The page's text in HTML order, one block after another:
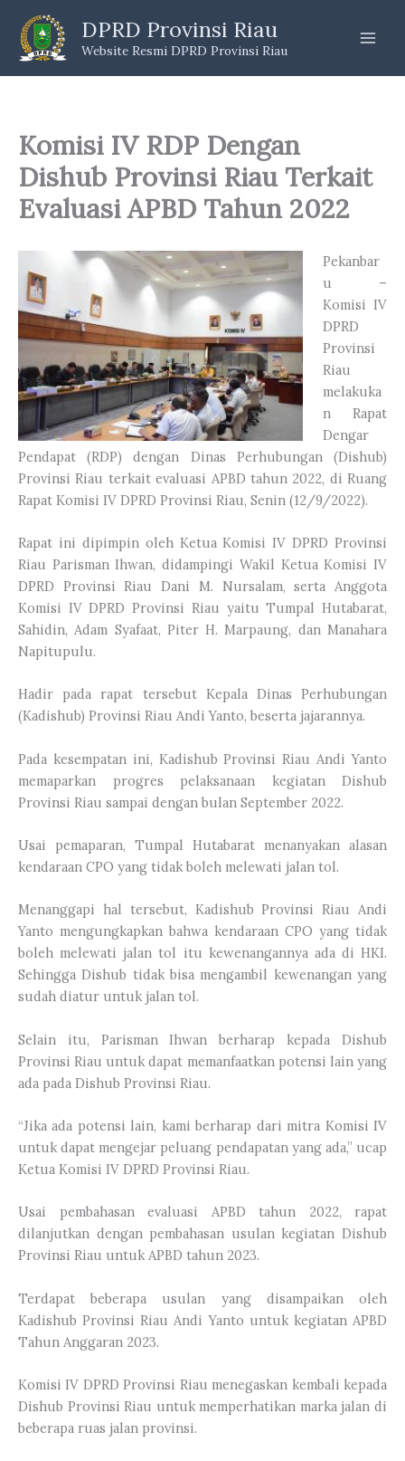
content
DPRD Provinsi Riau
Website Resmi DPRD Provinsi Riau
Komisi IV RDP Dengan
Dishub Provinsi Riau Terkait
Evaluasi APBD Tahun 2022
Pekanbar
u –
Komisi IV
DPRD
Provinsi
Riau
melakuka
n Rapat
Dengar
Pendapat (RDP) dengan Dinas Perhubungan (Dishub)
Provinsi Riau terkait evaluasi APBD tahun 2022, di Ruang
Rapat Komisi IV DPRD Provinsi Riau, Senin (12/9/2022).
Rapat ini dipimpin oleh Ketua Komisi IV DPRD Provinsi
Riau Parisman Ihwan, didampingi Wakil Ketua Komisi IV
DPRD Provinsi Riau Dani M. Nursalam, serta Anggota
Komisi IV DPRD Provinsi Riau yaitu Tumpal Hutabarat,
Sahidin, Adam Syafaat, Piter H. Marpaung, dan Manahara
Napitupulu.
Hadir pada rapat tersebut Kepala Dinas Perhubungan
(Kadishub) Provinsi Riau Andi Yanto, beserta jajarannya.
Pada kesempatan ini, Kadishub Provinsi Riau Andi Yanto
memaparkan progres pelaksanaan kegiatan Dishub
Provinsi Riau sampai dengan bulan September 2022.
Usai pemaparan, Tumpal Hutabarat menanyakan alasan
kendaraan CPO yang tidak boleh melewati jalan tol.
Menanggapi hal tersebut, Kadishub Provinsi Riau Andi
Yanto mengungkapkan bahwa kendaraan CPO yang tidak
boleh melewati jalan tol itu kewenangannya ada di HKI.
Sehingga Dishub tidak bisa mengambil kewenangan yang
sudah diatur untuk jalan tol.
Selain itu, Parisman Ihwan berharap kepada Dishub
Provinsi Riau untuk dapat memanfaatkan potensi lain yang
ada pada Dishub Provinsi Riau.
“Jika ada potensi lain, kami berharap dari mitra Komisi IV
untuk dapat mengejar peluang pendapatan yang ada,” ucap
Ketua Komisi IV DPRD Provinsi Riau.
Usai pembahasan evaluasi APBD tahun 2022, rapat
dilanjutkan dengan pembahasan usulan kegiatan Dishub
Provinsi Riau untuk APBD tahun 2023.
Terdapat beberapa usulan yang disampaikan oleh
Kadishub Provinsi Riau Andi Yanto untuk kegiatan APBD
Tahun Anggaran 2023.
Komisi IV DPRD Provinsi Riau menegaskan kembali kepada
Dishub Provinsi Riau untuk memperhatikan marka jalan di
beberapa ruas jalan provinsi.